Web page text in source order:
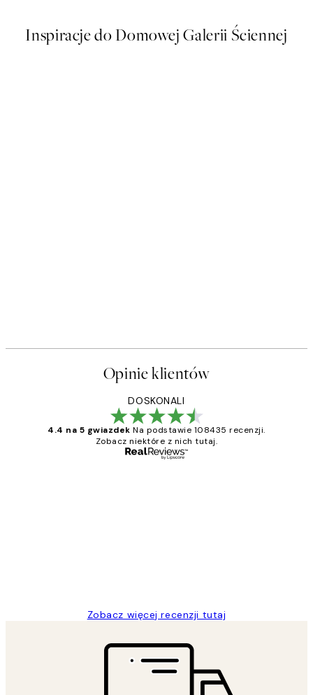
Inspiracje do Domowej Galerii Ściennej
Opinie klientów
DOSKONALI
4.4 na 5 gwiazdek Na podstawie 108435 recenzji.
Zobacz niektóre z nich tutaj.
Zobacz więcej recenzji tutaj